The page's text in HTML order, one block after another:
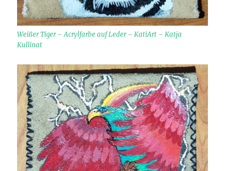
Weißer Tiger – Acrylfarbe auf Leder – KatiArt – Katja
Kullinat